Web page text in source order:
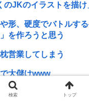
のJKのイラストを描け
形、硬度でバトルす
を作ろうと思う
営業してしまう
大儲けwww
ディレクター相田洋さ
検索 トップ